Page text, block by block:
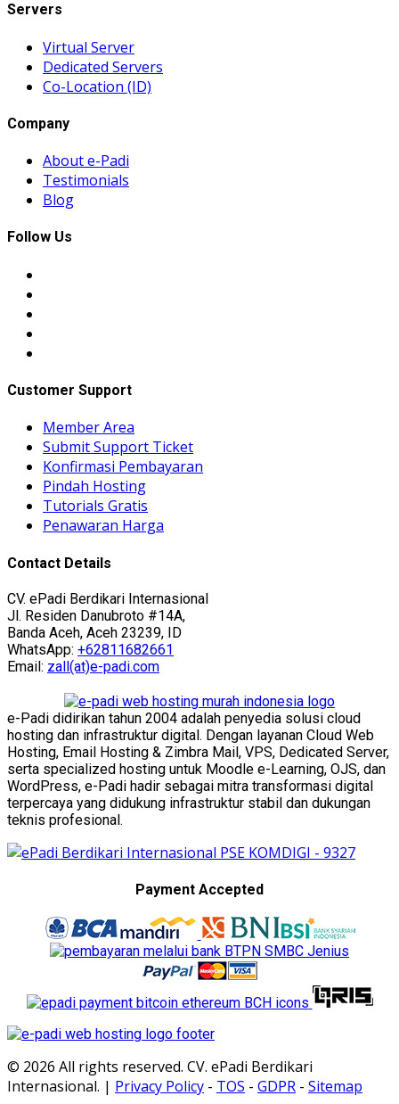
Servers
Virtual Server
Dedicated Servers
Co-Location (ID)
Company
About e-Padi
Testimonials
Blog
Follow Us
Customer Support
Member Area
Submit Support Ticket
Konfirmasi Pembayaran
Pindah Hosting
Tutorials Gratis
Penawaran Harga
Contact Details
CV. ePadi Berdikari Internasional
Jl. Residen Danubroto #14A,
Banda Aceh, Aceh 23239, ID
WhatsApp: +62811682661
Email: zall(at)e-padi.com
e-Padi didirikan tahun 2004 adalah penyedia solusi cloud
hosting dan infrastruktur digital. Dengan layanan Cloud Web
Hosting, Email Hosting & Zimbra Mail, VPS, Dedicated Server,
serta specialized hosting untuk Moodle e-Learning, OJS, dan
WordPress, e-Padi hadir sebagai mitra transformasi digital
terpercaya yang didukung infrastruktur stabil dan dukungan
teknis profesional.
Payment Accepted
© 2026 All rights reserved. CV. ePadi Berdikari
Internasional. | Privacy Policy - TOS - GDPR - Sitemap